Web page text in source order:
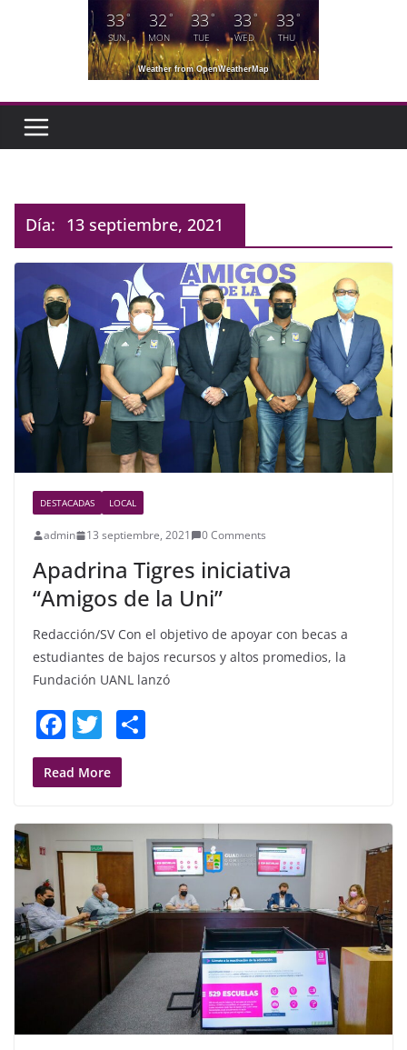
33°
SUN
32 °
MON
33°
TUE
33 °
WED
33 °
THU
Weather from OpenWeatherMap
Día: 13 septiembre, 2021
DESTACADAS LOCAL
admin 13 septiembre, 2021 0 Comments
Apadrina Tigres iniciativa
“Amigos de la Uni”
Redacción/SV Con el objetivo de apoyar con becas a
estudiantes de bajos recursos y altos promedios, la
Fundación UANL lanzó
F
a
c
b
o
o
k
T
w
itt
Read More